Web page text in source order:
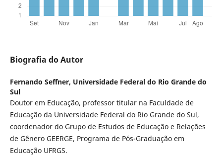
Biografia do Autor
Fernando Seffner, Universidade Federal do Rio Grande do
Sul
Doutor em Educação, professor titular na Faculdade de
Educação da Universidade Federal do Rio Grande do Sul,
coordenador do Grupo de Estudos de Educação e Relações
de Gênero GEERGE, Programa de Pós-Graduação em
Educação UFRGS.